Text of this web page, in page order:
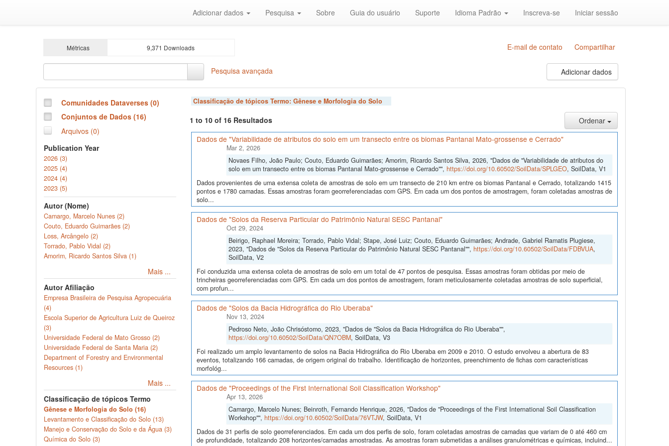
Adicionar dados Pesquisa Sobre Guia do usuário Suporte Idioma Padrão Inscreva-se Iniciar sessão
Métricas 9,371 Downloads E-mail de contato Compartilhar
Pesquisa avançada Adicionar dados
Comunidades Dataverses (0)
Conjuntos de Dados (16)
Arquivos (0)
Publication Year
2026 (3)
2025 (4)
2024 (4)
2023 (5)
Autor (Nome)
Camargo, Marcelo Nunes (2)
Couto, Eduardo Guimarães (2)
Loss, Arcângelo (2)
Torrado, Pablo Vidal (2)
Amorim, Ricardo Santos Silva (1)
Mais ...
Autor Afiliação
Empresa Brasileira de Pesquisa Agropecuária
(4)
Escola Superior de Agricultura Luiz de Queiroz
(3)
Universidade Federal de Mato Grosso (2)
Universidade Federal de Santa Maria (2)
Department of Forestry and Environmental
Resources (1)
Mais ...
Classificação de tópicos Termo
Gênese e Morfologia do Solo (16)
Levantamento e Classificação do Solo (13)
Manejo e Conservação do Solo e da Água (3)
Química do Solo (3)
Classificação de tópicos Termo: Gênese e Morfologia do Solo
1 to 10 of 16 Resultados
Ordenar
Dados de "Variabilidade de atributos do solo em um transecto entre os biomas Pantanal Mato-grossense e Cerrado"
Mar 2, 2026
Novaes Filho, João Paulo; Couto, Eduardo Guimarães; Amorim, Ricardo Santos Silva, 2026, "Dados de "Variabilidade de atributos do
solo em um transecto entre os biomas Pantanal Mato-grossense e Cerrado"", https://doi.org/10.60502/SoilData/SPLGEO, SoilData, V1
Dados provenientes de uma extensa coleta de amostras de solo em um transecto de 210 km entre os biomas Pantanal e Cerrado, totalizando 1415
pontos e 1780 camadas. Essas amostras foram georreferenciadas com GPS. Em cada um dos pontos de amostragem, foram coletadas amostras de
solo...
Dados de "Solos da Reserva Particular do Patrimônio Natural SESC Pantanal"
Oct 29, 2024
Beirigo, Raphael Moreira; Torrado, Pablo Vidal; Stape, José Luiz; Couto, Eduardo Guimarães; Andrade, Gabriel Ramatis Plugiese,
2023, "Dados de "Solos da Reserva Particular do Patrimônio Natural SESC Pantanal"", https://doi.org/10.60502/SoilData/FDBVUA,
SoilData, V2
Foi conduzida uma extensa coleta de amostras de solo em um total de 47 pontos de pesquisa. Essas amostras foram obtidas por meio de
trincheiras georreferenciadas com GPS. Em cada um dos pontos de amostragem, foram meticulosamente coletadas amostras de solo superficial,
com profun...
Dados de "Solos da Bacia Hidrográfica do Rio Uberaba"
Nov 13, 2024
Pedroso Neto, João Chrisóstomo, 2023, "Dados de "Solos da Bacia Hidrográfica do Rio Uberaba"",
https://doi.org/10.60502/SoilData/QN7OBM, SoilData, V3
Foi realizado um amplo levantamento de solos na Bacia Hidrográfica do Rio Uberaba em 2009 e 2010. O estudo envolveu a abertura de 83
eventos, totalizando 166 camadas, de origem original do trabalho. Identificação de horizontes, preenchimento de fichas com características
morfológ...
Dados de "Proceedings of the First International Soil Classification Workshop"
Apr 13, 2026
Camargo, Marcelo Nunes; Beinroth, Fernando Henrique, 2026, "Dados de "Proceedings of the First International Soil Classification
Workshop"", https://doi.org/10.60502/SoilData/76VTJW, SoilData, V1
Dados de 31 perfis de solo georreferenciados. Em cada um dos perfis de solo, foram coletadas amostras de camadas que variam de 0 até 460 cm
de profundidade, totalizando 208 horizontes/camadas amostradas. As amostras foram submetidas a análises granulométricas e químicas, incluind...